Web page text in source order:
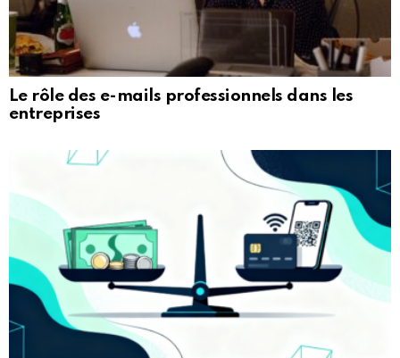
Le rôle des e-mails professionnels dans les
entreprises